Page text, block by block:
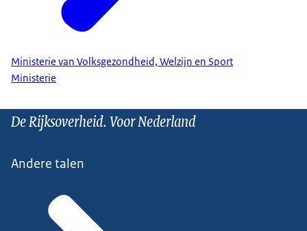
Ministerie van Volksgezondheid, Welzijn en Sport
Ministerie
De Rijksoverheid. Voor Nederland
Andere talen